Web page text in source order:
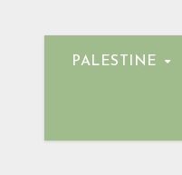
PALESTINE